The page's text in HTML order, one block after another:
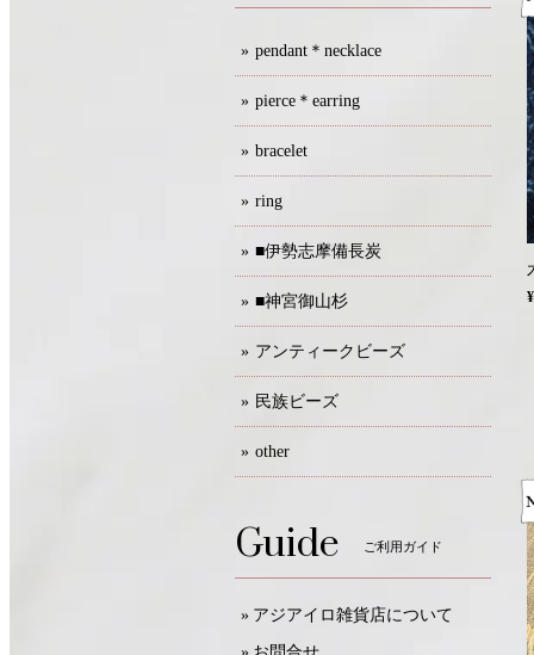
pendant＊necklace
pierce＊earring
bracelet
ring
■伊勢志摩備長炭
■神宮御山杉
アンティークビーズ
民族ビーズ
other
Guide ご利用ガイド
アジアイロ雑貨店について